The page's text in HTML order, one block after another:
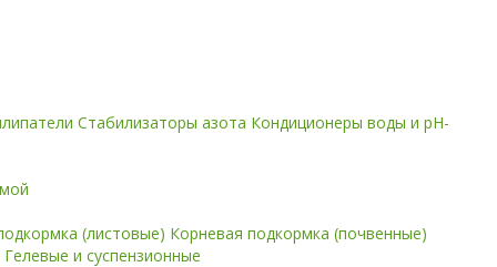
Стабилизаторы азота Кондиционеры воды и pH-
(листовые) Корневая подкормка (почвенные)
Гелевые и суспензионные